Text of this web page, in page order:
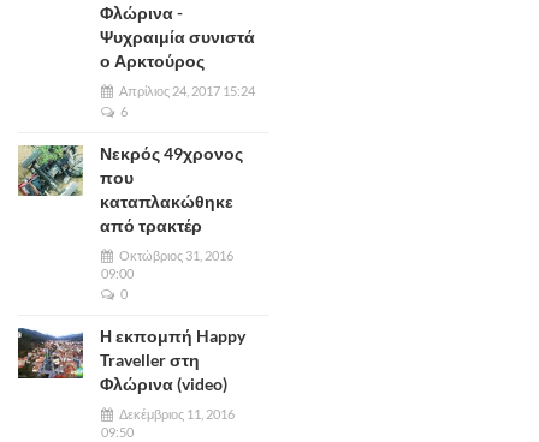
Φλώρινα -
Ψυχραιμία συνιστά
ο Αρκτούρος
Απρίλιος 24, 2017 15:24
6
Νεκρός 49χρονος
που
καταπλακώθηκε
από τρακτέρ
Οκτώβριος 31, 2016
09:00
0
Η εκπομπή Happy
Traveller στη
Φλώρινα (video)
Δεκέμβριος 11, 2016
09:50